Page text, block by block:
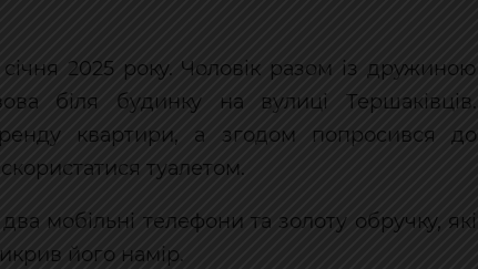
2025 року. Чоловік разом із дружиною
біля будинку на вулиці Тершаківців.
квартири, а згодом попросився до
туалетом.
мобільні телефони та золоту обручку, які
його намір.